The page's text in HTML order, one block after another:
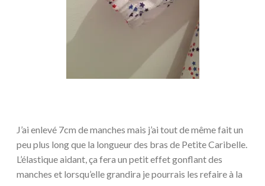
J’ai enlevé 7cm de manches mais j’ai tout de même fait un
peu plus long que la longueur des bras de Petite Caribelle.
L’élastique aidant, ça fera un petit effet gonflant des
manches et lorsqu’elle grandira je pourrais les refaire à la